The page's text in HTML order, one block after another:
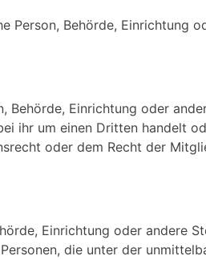
Behörde, Einrichtung
Einrichtung oder
ihr um einen Dritten handelt
oder dem Recht der
Einrichtung oder andere
die unter der